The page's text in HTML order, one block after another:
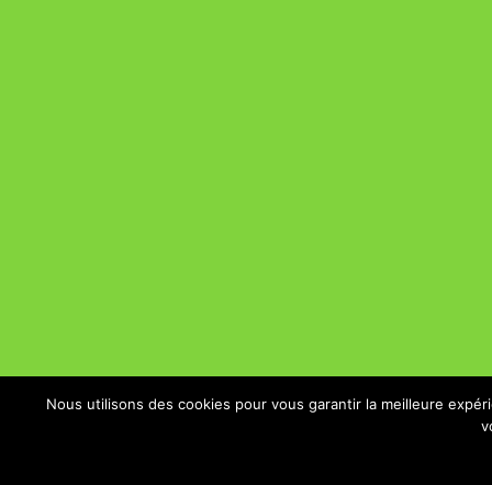
Nous utilisons des cookies pour vous garantir la meilleure